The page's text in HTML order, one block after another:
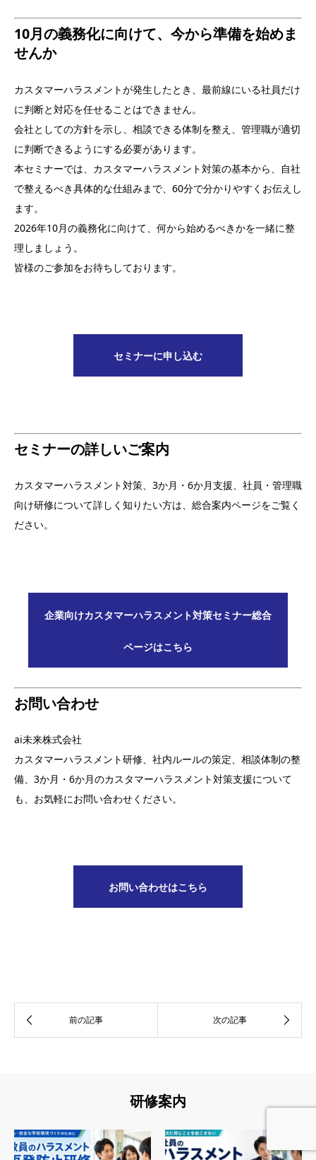
10月の義務化に向けて、今から準備を始めま
せんか
カスタマーハラスメントが発生したとき、最前線にいる社員だけ
に判断と対応を任せることはできません。
会社としての方針を示し、相談できる体制を整え、管理職が適切
に判断できるようにする必要があります。
本セミナーでは、カスタマーハラスメント対策の基本から、自社
で整えるべき具体的な仕組みまで、60分で分かりやすくお伝えし
ます。
2026年10月の義務化に向けて、何から始めるべきかを一緒に整
理しましょう。
皆様のご参加をお待ちしております。
セミナーに申し込む
セミナーの詳しいご案内
カスタマーハラスメント対策、3か月・6か月支援、社員・管理職
向け研修について詳しく知りたい方は、総合案内ページをご覧く
ださい。
企業向けカスタマーハラスメント対策セミナー総合
ページはこちら
お問い合わせ
ai未来株式会社
カスタマーハラスメント研修、社内ルールの策定、相談体制の整
備、3か月・6か月のカスタマーハラスメント対策支援について
も、お気軽にお問い合わせください。
お問い合わせはこちら
研修案内